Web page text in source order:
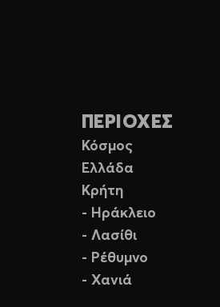
ΠΕΡΙΟΧΕΣ
Κόσμος
Ελλάδα
Κρήτη
- Ηράκλειο
- Λασίθι
- Ρέθυμνο
- Χανιά